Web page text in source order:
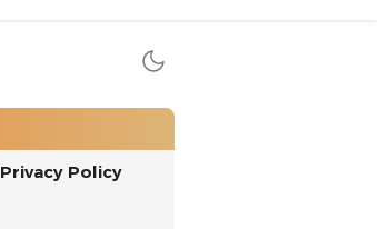
Privacy Policy